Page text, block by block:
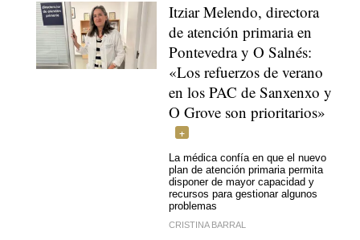
Itziar Melendo, directora
de atención primaria en
Pontevedra y O Salnés:
«Los refuerzos de verano
en los PAC de Sanxenxo y
O Grove son prioritarios»
La médica confía en que el nuevo
plan de atención primaria permita
disponer de mayor capacidad y
recursos para gestionar algunos
problemas
CRISTINA BARRAL